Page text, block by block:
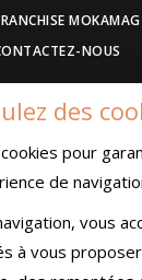
MOKAMAG
NOUS
ANNONCEUR
UN
GÉNÉRALES DE
LÉGALES
des
pour
de
vous
à vous